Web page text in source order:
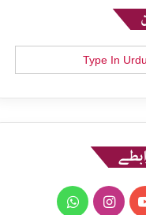
YouTube
Instagram
WhatsApp